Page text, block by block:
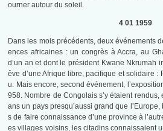
ourner autour du soleil.
4 01 1959
Dans les mois précédents, deux événements
ences africaines : un congrès à Accra, au
d’un an et dont le président Kwane Nkrumah
êve d’une Afrique libre, pacifique et solidaire :
u. Mais encore, second événement,
958. Nombre de Congolais s’y étaient rendus,
ans un pays presqu’aussi grand que
s de faire connaissance d’une province à
es villages voisins, les citadins connaissaient